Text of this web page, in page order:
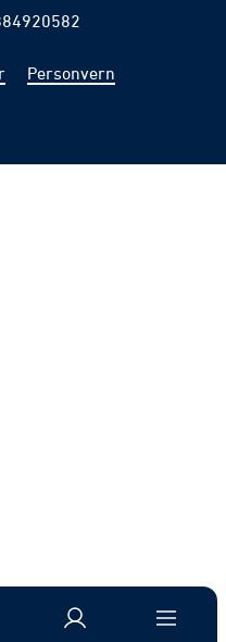
Personvern